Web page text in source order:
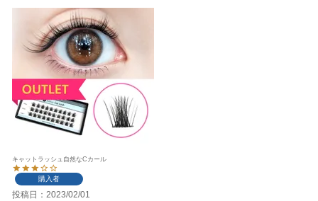
キャットラッシュ自然なCカール
購入者
投稿日 2023/02/01